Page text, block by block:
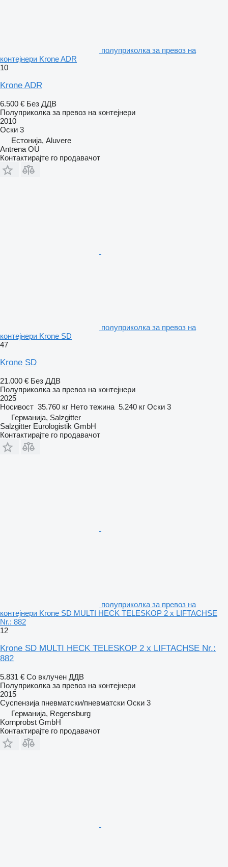
полуприколка за превоз на
контејнери Krone ADR
10
Krone ADR
6.500 € Без ДДВ
Полуприколка за превоз на контејнери
2010
Оски 3
Естонија, Aluvere
Antrena OU
Контактирајте го продавачот
полуприколка за превоз на
контејнери Krone SD
47
Krone SD
21.000 € Без ДДВ
Полуприколка за превоз на контејнери
2025
Носивост 35.760 кг Нето тежина 5.240 кг Оски 3
Германија, Salzgitter
Salzgitter Eurologistik GmbH
Контактирајте го продавачот
полуприколка за превоз на
контејнери Krone SD MULTI HECK TELESKOP 2 x LIFTACHSE
Nr.: 882
12
Krone SD MULTI HECK TELESKOP 2 x LIFTACHSE Nr.:
882
5.831 € Со вклучен ДДВ
Полуприколка за превоз на контејнери
2015
Суспензија пневматски/пневматски Оски 3
Германија, Regensburg
Kornprobst GmbH
Контактирајте го продавачот